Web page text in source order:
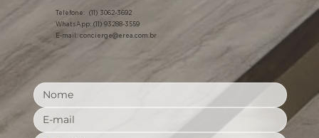
Telefone: (11) 3062-3692
WhatsApp: (11) 93288-3559
E-mail:concierge@erea.com.br